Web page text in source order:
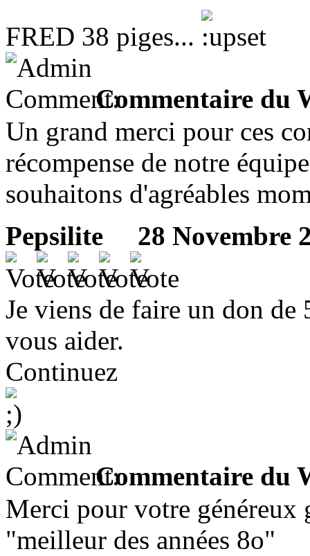
FRED 38 piges...
Commentaire du
Un grand merci pour ces
récompense de notre
souhaitons d'agréables
Pepsilite
28 Novembre
Je viens de faire un don de
vous aider.
Continuez
Commentaire du
Merci pour votre généreux
"meilleur des années 8o"